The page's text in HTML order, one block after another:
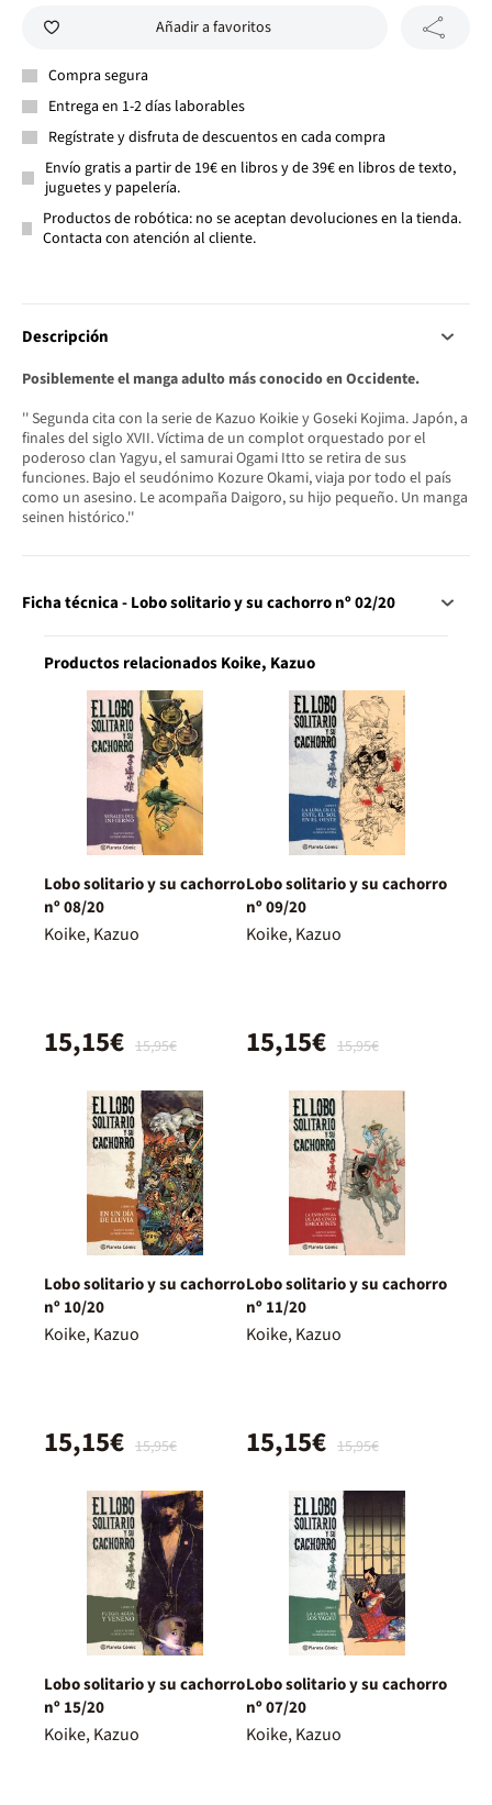
Añadir a favoritos
Compra segura
Entrega en 1-2 días laborables
Regístrate y disfruta de descuentos en cada compra
Envío gratis a partir de 19€ en libros y de 39€ en libros de texto,
juguetes y papelería.
Productos de robótica: no se aceptan devoluciones en la tienda.
Contacta con atención al cliente.
Descripción
Posiblemente el manga adulto más conocido en Occidente.
'' Segunda cita con la serie de Kazuo Koikie y Goseki Kojima. Japón, a
finales del siglo XVII. Víctima de un complot orquestado por el
poderoso clan Yagyu, el samurai Ogami Itto se retira de sus
funciones. Bajo el seudónimo Kozure Okami, viaja por todo el país
como un asesino. Le acompaña Daigoro, su hijo pequeño. Un manga
seinen histórico.''
Ficha técnica - Lobo solitario y su cachorro nº 02/20
Productos relacionados Koike, Kazuo
Lobo solitario y su cachorro
nº 08/20
Koike, Kazuo
15,95€
15,15€
Lobo solitario y su cachorro
nº 09/20
Koike, Kazuo
15,95€
15,15€
Lobo solitario y su cachorro
nº 10/20
Koike, Kazuo
15,95€
15,15€
Lobo solitario y su cachorro
nº 11/20
Koike, Kazuo
15,95€
15,15€
Lobo solitario y su cachorro
nº 15/20
Koike, Kazuo
Lobo solitario y su cachorro
nº 07/20
Koike, Kazuo